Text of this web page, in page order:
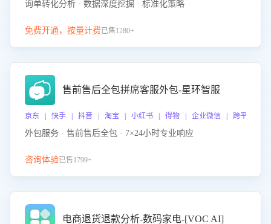
询单转化分析 · 数据深度挖掘 · 标准化策略
免费开通，按量计费已售1280+
售前售后全包拼席客服外包-星环智服
京东 | 快手 | 抖音 | 淘宝 | 小红书 | 得物 | 企业微信 | 跨平台
外包服务 · 售前售后全包 · 7×24小时专业响应
咨询体验已售1799+
电商退货退款分析-数码家电-[VOC AI]